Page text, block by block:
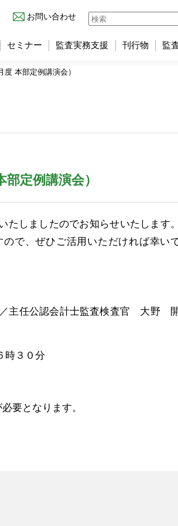
セミナー 監査実務支援 刊行物 監
お問い合わせ
本部定例講演会）
定例講演会）
しましたのでお知らせいたします。
で、ぜひご活用いただければ幸い
任公認会計士監査検査官 大野
時３０分
要となります。